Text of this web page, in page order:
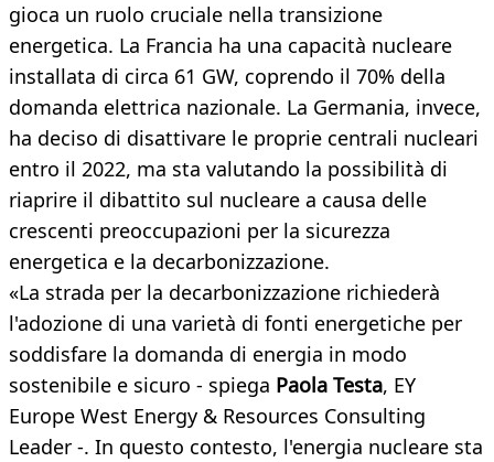
gioca un ruolo cruciale nella transizione
energetica. La Francia ha una capacità nucleare
installata di circa 61 GW, coprendo il 70% della
domanda elettrica nazionale. La Germania, invece,
ha deciso di disattivare le proprie centrali nucleari
entro il 2022, ma sta valutando la possibilità di
riaprire il dibattito sul nucleare a causa delle
crescenti preoccupazioni per la sicurezza
energetica e la decarbonizzazione.
«La strada per la decarbonizzazione richiederà
l'adozione di una varietà di fonti energetiche per
soddisfare la domanda di energia in modo
sostenibile e sicuro - spiega Paola Testa, EY
Europe West Energy & Resources Consulting
Leader -. In questo contesto, l'energia nucleare sta